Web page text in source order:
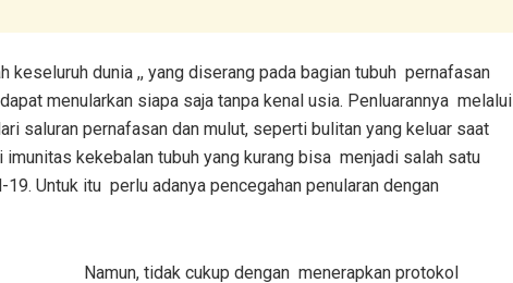
keseluruh dunia ,, yang diserang pada bagian tubuh pernafasan
menularkan siapa saja tanpa kenal usia. Penluarannya melalui
saluran pernafasan dan mulut, seperti bulitan yang keluar saat
kekebalan tubuh yang kurang bisa menjadi salah satu
Untuk itu perlu adanya pencegahan penularan dengan
Namun, tidak cukup dengan menerapkan protokol